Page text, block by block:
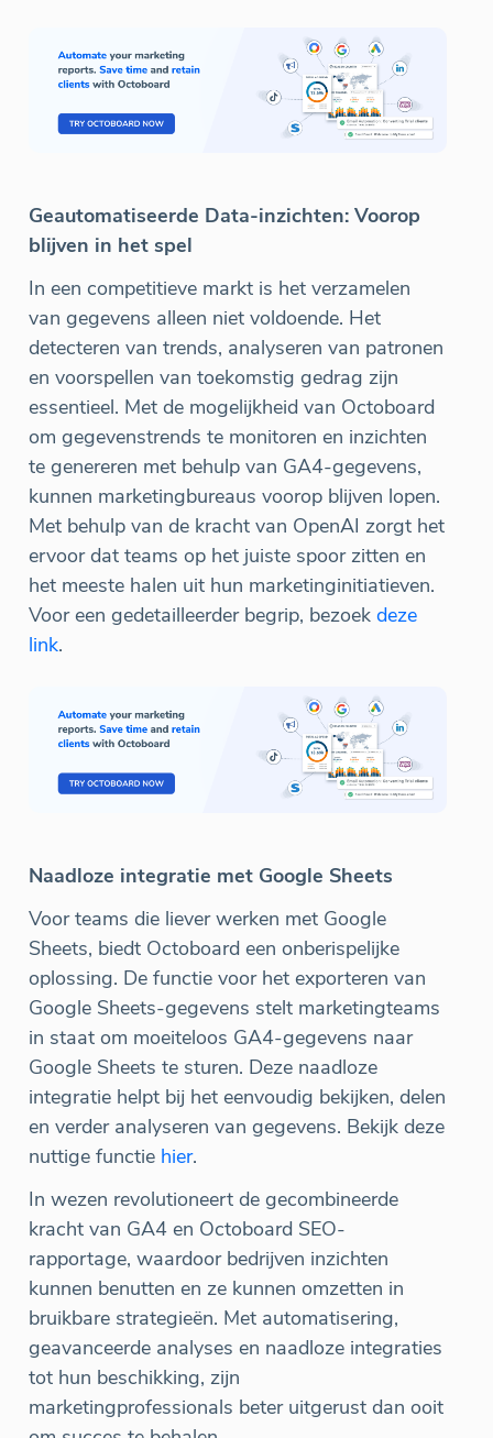
Geautomatiseerde Data-inzichten: Voorop
blijven in het spel
In een competitieve markt is het verzamelen
van gegevens alleen niet voldoende. Het
detecteren van trends, analyseren van patronen
en voorspellen van toekomstig gedrag zijn
essentieel. Met de mogelijkheid van Octoboard
om gegevenstrends te monitoren en inzichten
te genereren met behulp van GA4-gegevens,
kunnen marketingbureaus voorop blijven lopen.
Met behulp van de kracht van OpenAI zorgt het
ervoor dat teams op het juiste spoor zitten en
het meeste halen uit hun marketinginitiatieven.
Voor een gedetailleerder begrip, bezoek deze
link.
Naadloze integratie met Google Sheets
Voor teams die liever werken met Google
Sheets, biedt Octoboard een onberispelijke
oplossing. De functie voor het exporteren van
Google Sheets-gegevens stelt marketingteams
in staat om moeiteloos GA4-gegevens naar
Google Sheets te sturen. Deze naadloze
integratie helpt bij het eenvoudig bekijken, delen
en verder analyseren van gegevens. Bekijk deze
nuttige functie hier.
In wezen revolutioneert de gecombineerde
kracht van GA4 en Octoboard SEO-
rapportage, waardoor bedrijven inzichten
kunnen benutten en ze kunnen omzetten in
bruikbare strategieën. Met automatisering,
geavanceerde analyses en naadloze integraties
tot hun beschikking, zijn
marketingprofessionals beter uitgerust dan ooit